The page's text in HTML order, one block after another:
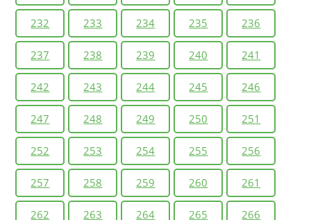
232 233 234 235 236
237 238 239 240 241
242 243 244 245 246
247 248 249 250 251
252 253 254 255 256
257 258 259 260 261
262 263 264 265 266